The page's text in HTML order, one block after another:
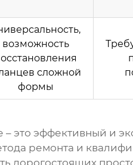
возможность
сложной
формы
– это эффективный и
ремонта и